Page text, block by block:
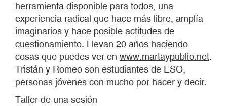
herramienta disponible para todos, una
experiencia radical que hace más libre, amplía
imaginarios y hace posible actitudes de
cuestionamiento. Llevan 20 años haciendo
cosas que puedes ver en www.martaypublio.net.
Tristán y Romeo son estudiantes de ESO,
personas jóvenes con mucho por hacer y decir.
Taller de una sesión